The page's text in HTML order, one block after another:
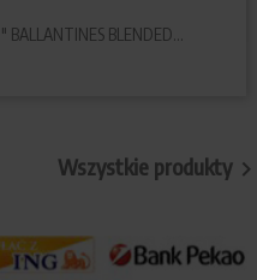
" BALLANTINES BLENDED...

Wszystkie produkty